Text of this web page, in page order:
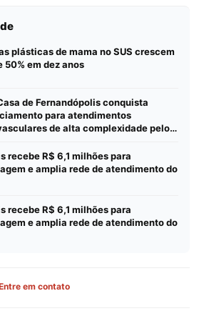
plásticas de mama no SUS crescem
50% em dez anos
de Fernandópolis conquista
para atendimentos
de alta complexidade pelo
recebe R$ 6,1 milhões para
e amplia rede de atendimento do
recebe R$ 6,1 milhões para
e amplia rede de atendimento do
em contato